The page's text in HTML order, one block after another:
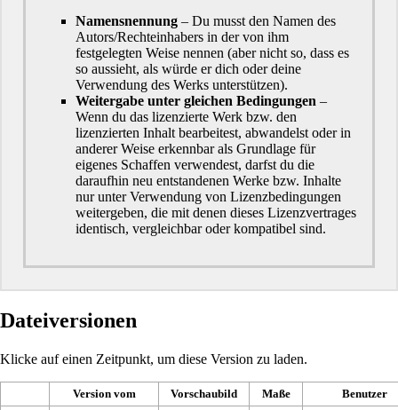
Namensnennung – Du musst den Namen des
Autors/Rechteinhabers in der von ihm
festgelegten Weise nennen (aber nicht so, dass es
so aussieht, als würde er dich oder deine
Verwendung des Werks unterstützen).
Weitergabe unter gleichen Bedingungen –
Wenn du das lizenzierte Werk bzw. den
lizenzierten Inhalt bearbeitest, abwandelst oder in
anderer Weise erkennbar als Grundlage für
eigenes Schaffen verwendest, darfst du die
daraufhin neu entstandenen Werke bzw. Inhalte
nur unter Verwendung von Lizenzbedingungen
weitergeben, die mit denen dieses Lizenzvertrages
identisch, vergleichbar oder kompatibel sind.
Dateiversionen
Klicke auf einen Zeitpunkt, um diese Version zu laden.
Version vom Vorschaubild Maße
Benutzer